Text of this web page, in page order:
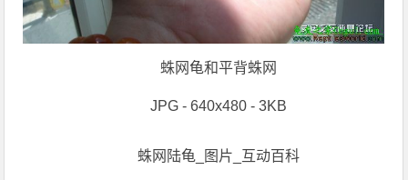
蛛网龟和平背蛛网
JPG - 640x480 - 3KB
蛛网陆龟_图片_互动百科